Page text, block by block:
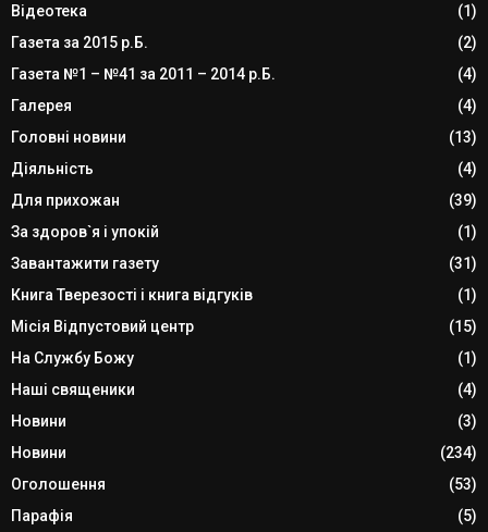
Відеотека
(1)
Газета за 2015 р.Б.
(2)
Газета №1 – №41 за 2011 – 2014 р.Б.
(4)
Галерея
(4)
Головні новини
(13)
Діяльність
(4)
Для прихожан
(39)
За здоров`я і упокій
(1)
Завантажити газету
(31)
Книга Тверезості і книга відгуків
(1)
Місія Відпустовий центр
(15)
На Службу Божу
(1)
Наші священики
(4)
Новини
(3)
Новини
(234)
Оголошення
(53)
Парафія
(5)